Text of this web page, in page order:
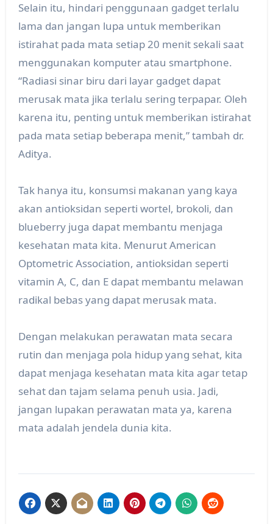
Selain itu, hindari penggunaan gadget terlalu
lama dan jangan lupa untuk memberikan
istirahat pada mata setiap 20 menit sekali saat
menggunakan komputer atau smartphone.
“Radiasi sinar biru dari layar gadget dapat
merusak mata jika terlalu sering terpapar. Oleh
karena itu, penting untuk memberikan istirahat
pada mata setiap beberapa menit,” tambah dr.
Aditya.
Tak hanya itu, konsumsi makanan yang kaya
akan antioksidan seperti wortel, brokoli, dan
blueberry juga dapat membantu menjaga
kesehatan mata kita. Menurut American
Optometric Association, antioksidan seperti
vitamin A, C, dan E dapat membantu melawan
radikal bebas yang dapat merusak mata.
Dengan melakukan perawatan mata secara
rutin dan menjaga pola hidup yang sehat, kita
dapat menjaga kesehatan mata kita agar tetap
sehat dan tajam selama penuh usia. Jadi,
jangan lupakan perawatan mata ya, karena
mata adalah jendela dunia kita.